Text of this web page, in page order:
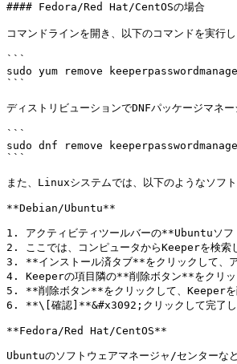
#### Fedora/Red Hat/CentOSの場合
コマンドラインを開き、以下のコマンドを実行し
```
sudo yum remove
```
ディストリビューションでDNFパッケージマネ
```
sudo dnf remove
```
また、Linuxシステムでは、以下のようなソフ
**Debian/Ubuntu**
1. アクティビティツールバーの**Ubuntuソフ
2. ここでは、コンピュータからKeeperを検索
3. **インストール済タブ**をクリックして、ア
4. Keeperの項目隣の**削除ボタン**をクリッ
5. **削除ボタン**をクリックして、Keeperを
6. **\[確認]**&#x3092;クリックして完了し
**Fedora/Red Hat/CentOS**
Ubuntuのソフトウェアマネージャ/センターな